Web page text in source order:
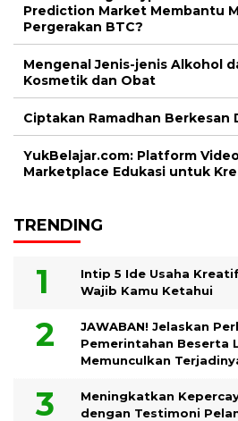
Prediction Market Membantu
Pergerakan BTC?
Mengenal Jenis-jenis Alkohol
Kosmetik dan Obat
Ciptakan Ramadhan Berkesan
YukBelajar.com: Platform
Marketplace Edukasi untuk
TRENDING
Intip 5 Ide Usaha
Wajib Kamu Ketahui
JAWABAN! Jelaskan
Pemerintahan Beserta
Memunculkan
Meningkatkan
dengan Testimoni